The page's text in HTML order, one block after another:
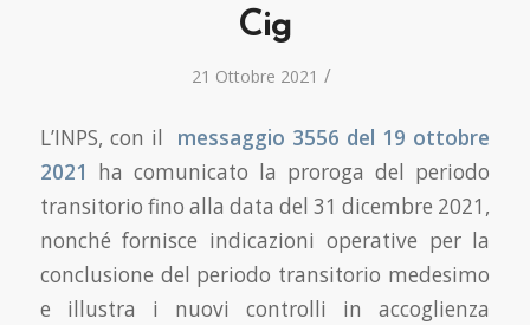
Cig
21 Ottobre 2021 /
L’INPS, con il messaggio 3556 del 19 ottobre
2021 ha comunicato la proroga del periodo
transitorio fino alla data del 31 dicembre 2021,
nonché fornisce indicazioni operative per la
conclusione del periodo transitorio medesimo
e illustra i nuovi controlli in accoglienza